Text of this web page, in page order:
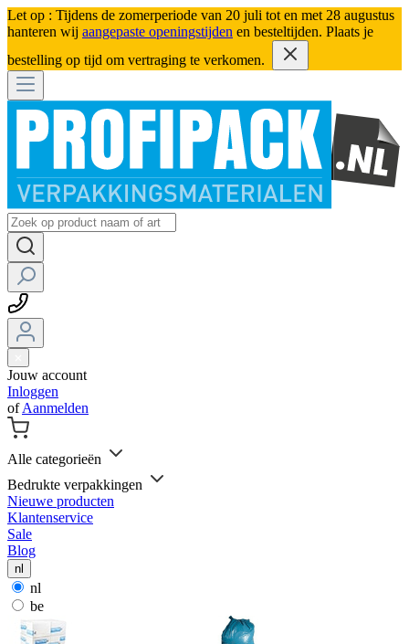
Let op : Tijdens de zomerperiode van 20 juli tot en met 28 augustus
hanteren wij aangepaste openingstijden en besteltijden. Plaats je
bestelling op tijd om vertraging te verkomen.
Jouw account
Inloggen
ofAanmelden
Alle categorieën
Bedrukte verpakkingen
Nieuwe producten
Klantenservice
Sale
Blog
nl
nl
be